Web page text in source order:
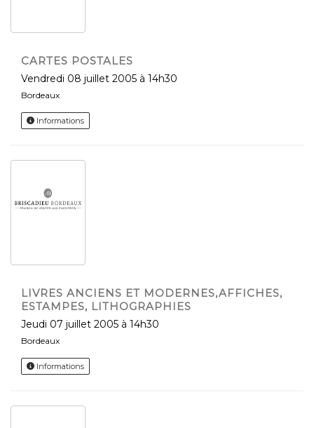
CARTES POSTALES
vendredi 08 juillet 2005 à 14h30
Bordeaux
Informations
LIVRES ANCIENS ET MODERNES,AFFICHES,
ESTAMPES, LITHOGRAPHIES
jeudi 07 juillet 2005 à 14h30
Bordeaux
Informations